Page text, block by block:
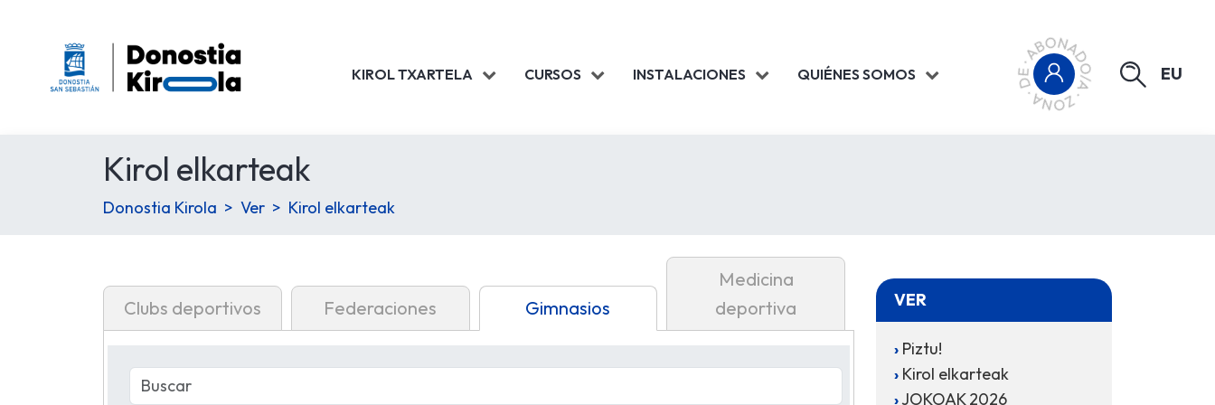
KIROL TXARTELA CURSOS INSTALACIONES QUIÉNES SOMOS EU
Kirol elkarteak
Donostia Kirola Ver Kirol elkarteak
Clubs deportivos Federaciones Gimnasios
Medicina
deportiva
VER
Piztu!
Kirol elkarteak
JOKOAK 2026